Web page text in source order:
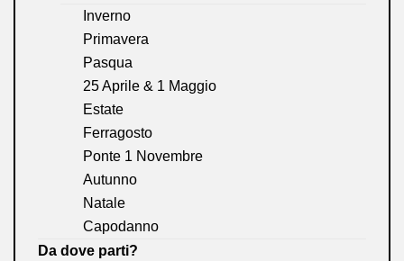
Inverno
Primavera
Pasqua
25 Aprile & 1 Maggio
Estate
Ferragosto
Ponte 1 Novembre
Autunno
Natale
Capodanno
Da dove parti?